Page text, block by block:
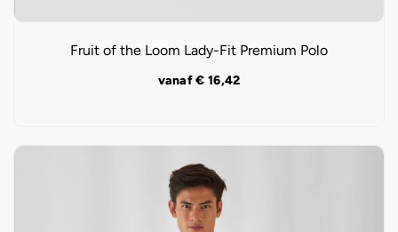
Fruit of the Loom Lady-Fit Premium Polo
vanaf€ 16,42